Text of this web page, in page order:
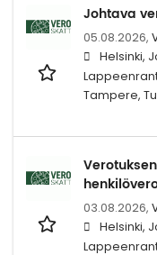
Johtava
05.08.2026,
Helsinki,
Tampere,
03.08.2026,
Helsinki,